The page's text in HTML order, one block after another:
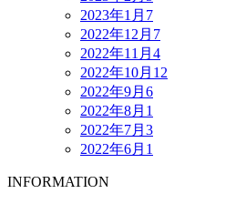
2023年1月 7
2022年12月 7
2022年11月 4
2022年10月 12
2022年9月 6
2022年8月 1
2022年7月 3
2022年6月 1
INFORMATION